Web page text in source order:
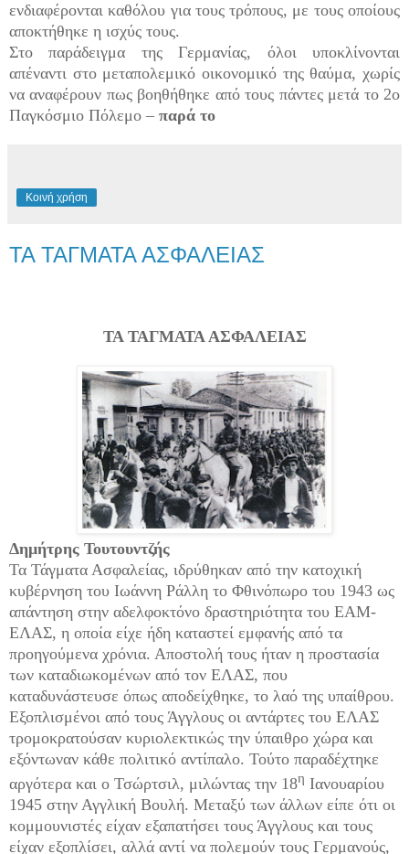
ενδιαφέρονται καθόλου για τους τρόπους, με τους οποίους
αποκτήθηκε η ισχύς τους.
Στο παράδειγμα της Γερμανίας, όλοι υποκλίνονται
απέναντι στο μεταπολεμικό οικονομικό της θαύμα, χωρίς
να αναφέρουν πως βοηθήθηκε από τους πάντες μετά το 2ο
Παγκόσμιο Πόλεμο – παρά το
Κοινή χρήση
ΤΑ ΤΑΓΜΑΤΑ ΑΣΦΑΛΕΙΑΣ
ΤΑ ΤΑΓΜΑΤΑ ΑΣΦΑΛΕΙΑΣ
Δημήτρης Τουτουντζής
Τα Τάγματα Ασφαλείας, ιδρύθηκαν από την κατοχική
κυβέρνηση του Ιωάννη Ράλλη το Φθινόπωρο του 1943 ως
απάντηση στην αδελφοκτόνο δραστηριότητα του ΕΑΜ-
ΕΛΑΣ, η οποία είχε ήδη καταστεί εμφανής από τα
προηγούμενα χρόνια. Αποστολή τους ήταν η προστασία
των καταδιωκομένων από τον ΕΛΑΣ, που
καταδυνάστευσε όπως αποδείχθηκε, το λαό της υπαίθρου.
Εξοπλισμένοι από τους Άγγλους οι αντάρτες του ΕΛΑΣ
τρομοκρατούσαν κυριολεκτικώς την ύπαιθρο χώρα και
εξόντωναν κάθε πολιτικό αντίπαλο. Τούτο παραδέχτηκε
αργότερα και ο Τσώρτσιλ, μιλώντας την 18η Ιανουαρίου
1945 στην Αγγλική Βουλή. Μεταξύ των άλλων είπε ότι οι
κομμουνιστές είχαν εξαπατήσει τους Άγγλους και τους
είχαν εξοπλίσει, αλλά αντί να πολεμούν τους Γερμανούς,